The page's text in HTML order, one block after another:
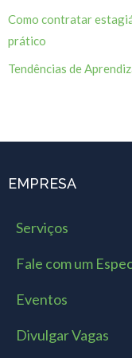
Como contratar
prático
Tendências de
EMPRESA
Serviços
Fale com um
Eventos
Divulgar Vagas